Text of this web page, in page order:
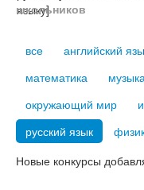
Вебинары
Тесты
Книги
школьников
все английский
математика
окружающий мир
русский язык
Новые конкурсы